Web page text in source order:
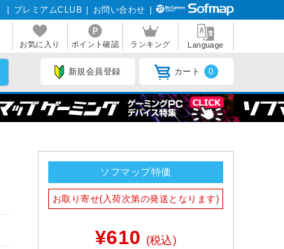
プレミアムCLUB お問い合わせ
お気に入り ポイント確認 ランキング Language
新規会員登録 カート 0
ソフマップ特価
お取り寄せ(入荷次第の発送となります)
¥610 (税込)